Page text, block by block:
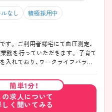
なし 積極採用中
。 ご利用者様宅にて血圧測定、
務を行っていただきます。 子育て
入れており、ワークライフバラン
らに詳細をお伝えいたしますので
簡単1分！
の求人について
しく聞いてみる